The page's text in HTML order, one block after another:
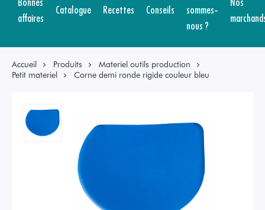
affaires
Catalogue Recettes Conseils
sommes-
nous ?
Accueil Produits
Materiel outils production
Petit materiel
Corne demi ronde rigide couleur bleu